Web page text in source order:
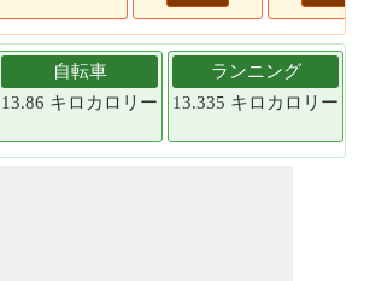
自転車
13.86 キロカロリー
ランニング
13.335 キロカロリー